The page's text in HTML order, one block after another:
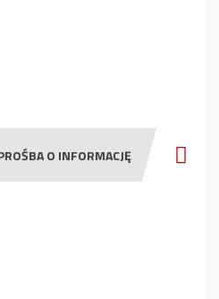
O INFORMACJĘ